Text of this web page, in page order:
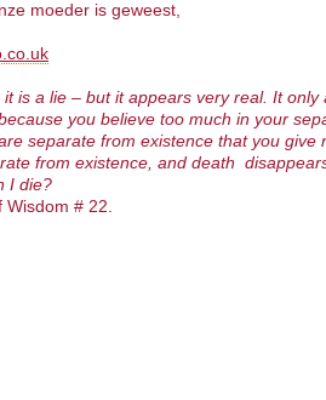
moeder is geweest,
is a lie – but it appears very real. It only
you believe too much in your
separate from existence that you give
from existence, and death
I die?
# 22.